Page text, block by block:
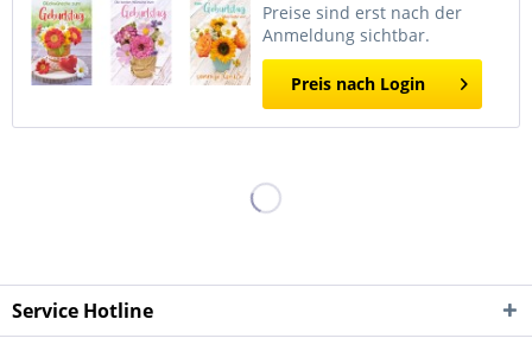
Preise sind erst nach der
Anmeldung sichtbar.
Preis nach Login
Service Hotline